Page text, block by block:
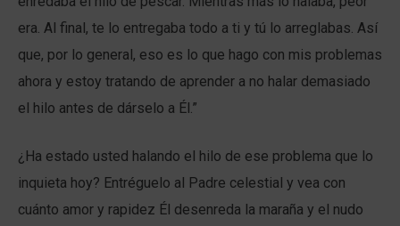
era. Al final, te lo entregaba todo a ti y tú lo arreglabas. Así
que, por lo general, eso es lo que hago con mis problemas
ahora y estoy tratando de aprender a no halar demasiado
el hilo antes de dárselo a Él.”
¿Ha estado usted halando el hilo de ese problema que lo
inquieta hoy? Entréguelo al Padre celestial y vea con
cuánto amor y rapidez Él desenreda la maraña y el nudo